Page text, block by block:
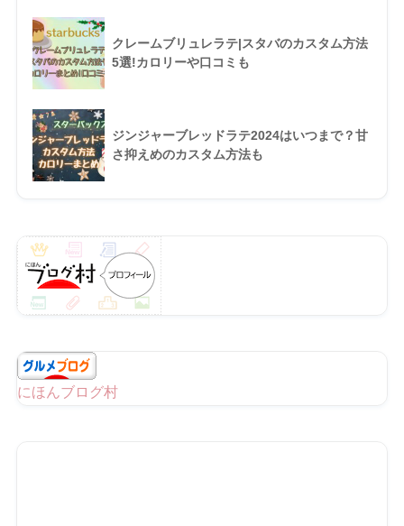
クレームブリュレラテ|スタバのカスタム方法
5選!カロリーや口コミも
ジンジャーブレッドラテ2024はいつまで？甘
さ抑えめのカスタム方法も
にほんブログ村